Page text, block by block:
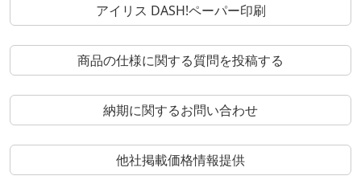
アイリス DASH!ペーパー印刷
商品の仕様に関する質問を投稿する
納期に関するお問い合わせ
他社掲載価格情報提供